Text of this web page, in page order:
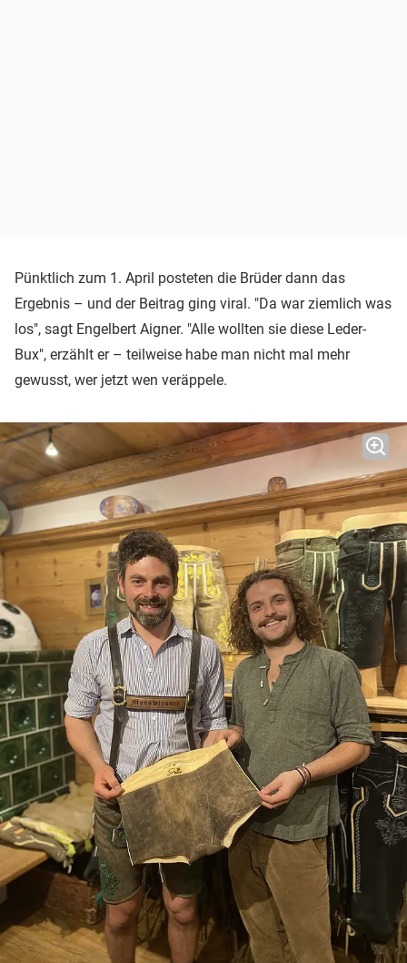
Pünktlich zum 1. April posteten die Brüder dann das
Ergebnis – und der Beitrag ging viral. "Da war ziemlich was
los", sagt Engelbert Aigner. "Alle wollten sie diese Leder-
Bux", erzählt er – teilweise habe man nicht mal mehr
gewusst, wer jetzt wen veräppele.